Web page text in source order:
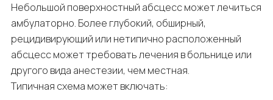
Небольшой поверхностный абсцесс может лечиться
амбулаторно. Более глубокий, обширный,
рецидивирующий или нетипично расположенный
абсцесс может требовать лечения в больнице или
другого вида анестезии, чем местная.
Типичная схема может включать: